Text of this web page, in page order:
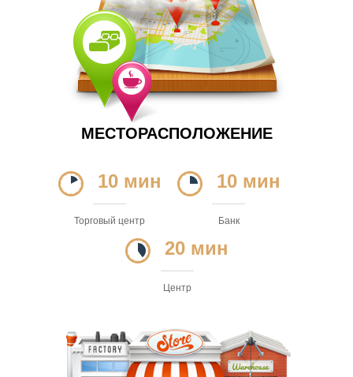
МЕСТОРАСПОЛОЖЕНИЕ
10 мин
Торговый центр
10 мин
Банк
20 мин
Центр